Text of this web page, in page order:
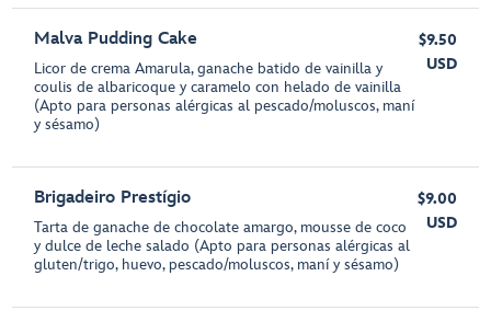
Malva Pudding Cake
Licor de crema Amarula, ganache batido de vainilla y
coulis de albaricoque y caramelo con helado de vainilla
(Apto para personas alérgicas al pescado/moluscos, maní
y sésamo)
$9.50
USD
Brigadeiro Prestígio
Tarta de ganache de chocolate amargo, mousse de coco
y dulce de leche salado (Apto para personas alérgicas al
gluten/trigo, huevo, pescado/moluscos, maní y sésamo)
$9.00
USD